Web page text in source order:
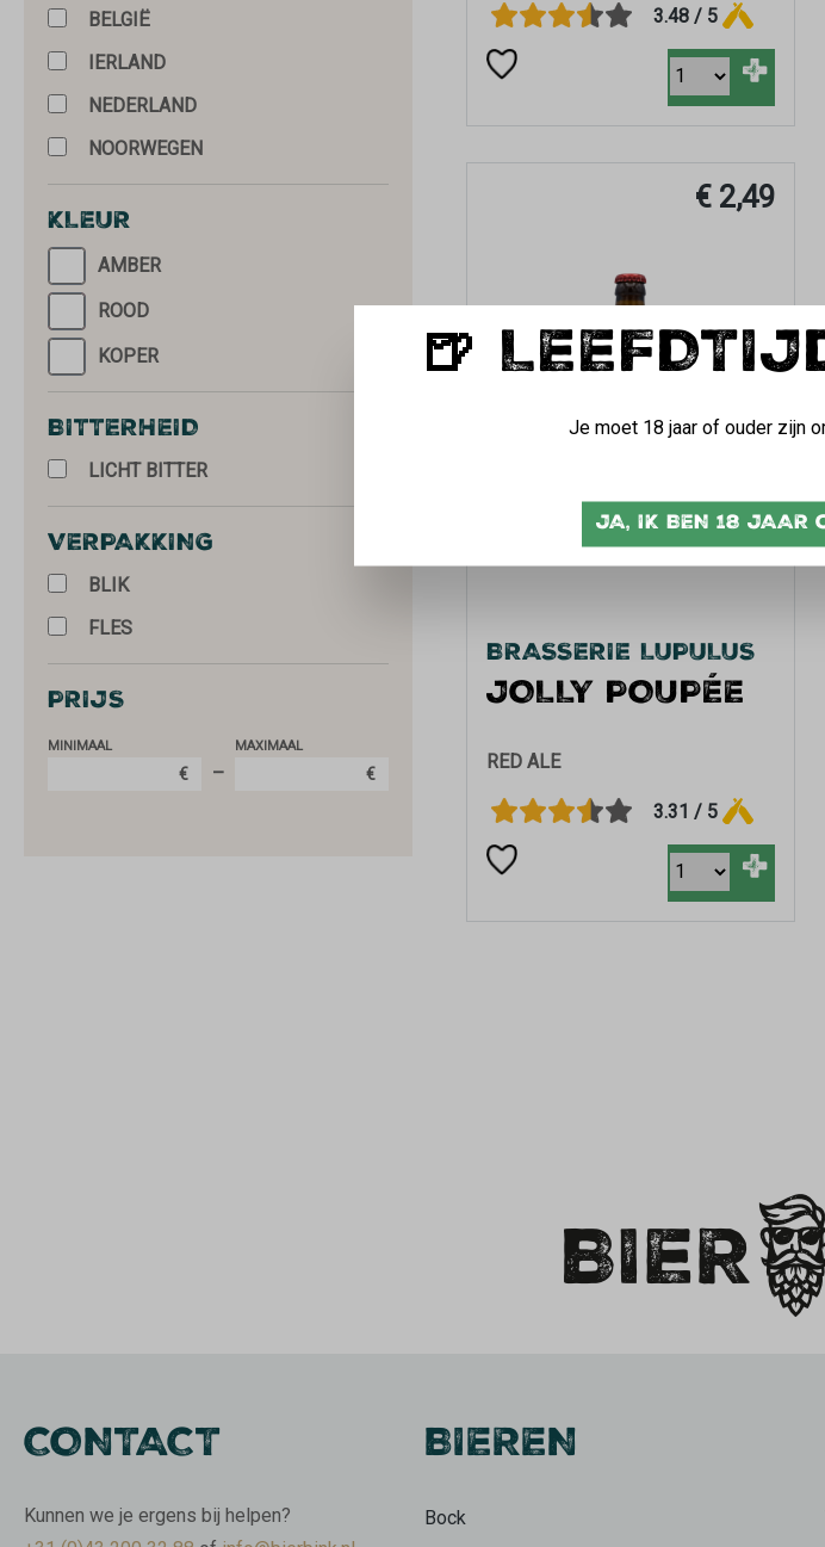
BELGIË
IERLAND
NEDERLAND
NOORWEGEN
KLEUR
AMBER
ROOD
KOPER
BITTERHEID
LICHT BITTER
VERPAKKING
BLIK
FLES
PRIJS
MINIMAAL
€ –
MAXIMAAL
€
3.48 / 5
+
€ 2,49
BRASSERIE LUPULUS
JOLLY POUPÉE
RED ALE
3.31 / 5
+
CONTACT
Kunnen we je ergens bij helpen?
BIEREN
Bock
🍺
Je moet 18 jaar of ouder zijn
JA, IK BEN 18 JAAR